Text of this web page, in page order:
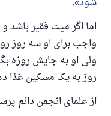
اما اگر میت فقیر باشد
واجب برای او سه روز
ولی او به جایش روزه
روز به یک مسکین غذا
از علمای انجمن دائم